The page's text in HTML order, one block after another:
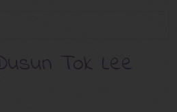
Tok Lee